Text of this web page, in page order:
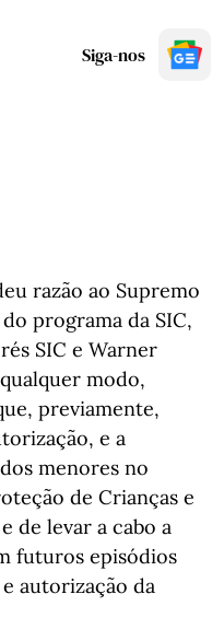
Siga-nos
razão ao Supremo
programa da SIC,
SIC e Warner
modo,
previamente,
e a
menores no
de Crianças e
de levar a cabo a
futuros episódios
autorização da